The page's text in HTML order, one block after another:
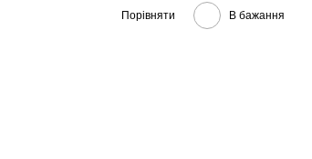
Порівняти В бажання